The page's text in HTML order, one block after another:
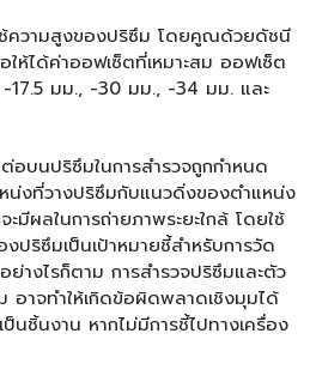
ความสูงของปริซึม โดยคูณด้วยดัชนี
ให้ได้ค่าออฟเซ็ตที่เหมาะสม ออฟเซ็ต
-17.5 มม., -30 มม., -34 มม. และ
อบนปริซึมในการสำรวจถูกกำหนด
งที่วางปริซึมกับแนวดิ่งของตำแหน่ง
มีผลในการถ่ายภาพระยะใกล้ โดยใช้
ปริซึมเป็นเป้าหมายชี้สำหรับการวัด
างไรก็ตาม การสำรวจปริซึมและตัว
าจทำให้เกิดข้อผิดพลาดเชิงมุมได้
นชิ้นงาน หากไม่มีการชี้ไปทางเครื่อง